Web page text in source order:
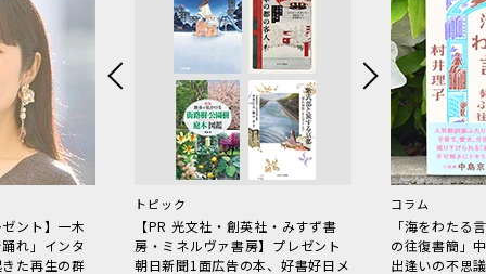
ント】一木
れ」インタ
た再生の群
トピック
【PR 光文社・創英社・みすず書
房・ミネルヴァ書房】プレゼント
朝日新聞1面広告の本、好書好日メ
コラム
「海をわた
の往復書簡」
出逢いの不思